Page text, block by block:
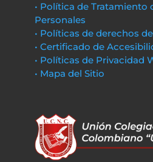
• Política de Tratamiento
Personales
• Políticas de derechos
• Certificado de
• Políticas de Privacidad
• Mapa del Sitio